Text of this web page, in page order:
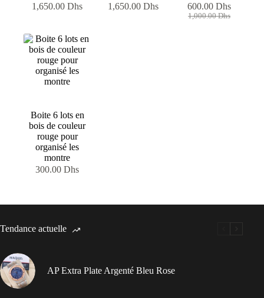
1,650.00Dhs
1,650.00Dhs
1,000.00Dhs
Le
600.00Dhs
Le
Boite 6 lots en
bois de couleur
rouge pour
organisé les
montre
300.00Dhs
Tendance actuelle
AP Extra Plate Argenté Bleu Rose